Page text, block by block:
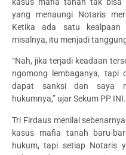
yang menaungi Notaris
Ketika ada satu
misalnya, itu menjadi
“Nah, jika terjadi keadaan
ngomong lembaganya, tapi
dapat sanksi dan saya
hukumnya,” ujar Sekum PP INI.
Tri Firdaus menilai
kasus mafia tanah baru-
hukum, tapi setiap Notaris